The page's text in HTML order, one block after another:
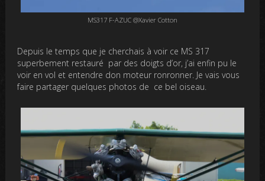
MS317 F-AZUC @Xavier Cotton
Depuis le temps que je cherchais à voir ce MS 317
superbement restauré par des doigts d’or, j’ai enfin pu le
voir en vol et entendre don moteur ronronner. Je vais vous
faire partager quelques photos de ce bel oiseau.